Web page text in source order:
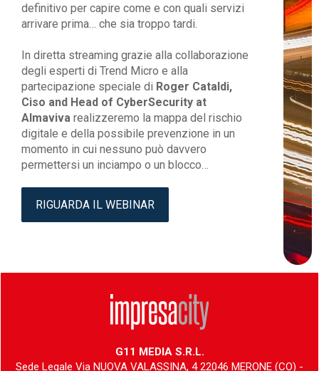
definitivo per capire come e con quali servizi
arrivare prima… che sia troppo tardi.
In diretta streaming grazie alla collaborazione
degli esperti di Trend Micro e alla
partecipazione speciale di Roger Cataldi,
Ciso and Head of CyberSecurity at
Almaviva realizzeremo la mappa del rischio
digitale e della possibile prevenzione in un
momento in cui nessuno può davvero
permettersi un inciampo o un blocco…
RIGUARDA IL WEBINAR
G11 MEDIA S.R.L.
Sede Legale Via NUOVA VALASSINA, 4 22046 MERONE (CO) -